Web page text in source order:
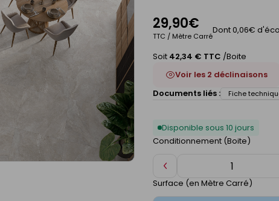
29,90€
TTC / Mètre Carré
Dont 0,06€
Soit 42,34 € TTC /Boite
Voir les 2 déclinaisons
Documents liés :
Fiche
Disponible sous 10 jours
Conditionnement (Boite)
Diminuer
de
Surface (en Mètre Carré)